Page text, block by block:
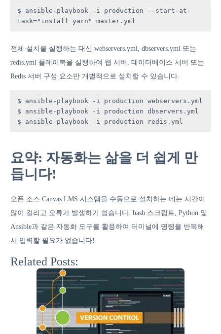
$ ansible-playbook -i production --start-at-
task="install yarn" master.yml
전체 설치를 실행하는 대신 webservers.yml, dbservers.yml 또는
redis.yml 플레이북을 실행하여 웹 서버, 데이터베이스 서버 또는
Redis 서버 구성 요소만 개별적으로 설치할 수 있습니다.
$ ansible-playbook -i production webservers.yml
$ ansible-playbook -i production dbservers.yml
$ ansible-playbook -i production redis.yml
요약: 자동화는 삶을 더 쉽게 만
듭니다!
오픈 소스 Canvas LMS 시스템을 수동으로 설치하는 데는 시간이
많이 걸리고 오류가 발생하기 쉽습니다. bash 스크립트, Python 및
Ansible과 같은 자동화 도구를 활용하여 터미널에 명령을 반복해
서 입력할 필요가 없습니다!
Related Posts: